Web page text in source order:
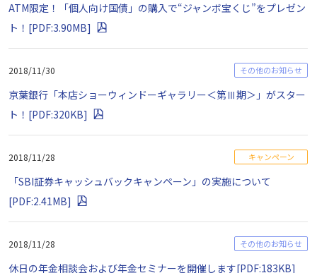
ATM限定！「個人向け国債」の購入で“ジャンボ宝くじ”をプレゼン
ト！[PDF:3.90MB]
2018/11/30 その他のお知らせ
京葉銀行「本店ショーウィンドーギャラリー＜第Ⅲ期＞」がスター
ト！[PDF:320KB]
2018/11/28 キャンペーン
「SBI証券キャッシュバックキャンペーン」の実施について
[PDF:2.41MB]
2018/11/28 その他のお知らせ
休日の年金相談会および年金セミナーを開催します[PDF:183KB]